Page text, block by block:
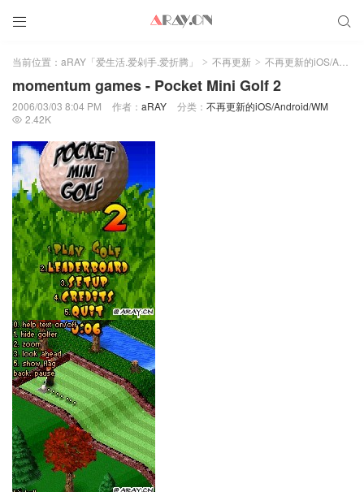
 
当前位置： aRAY「爱生活.爱剁手.爱折腾」 > 不再更新 > 不再更新的iOS/Android/WM
momentum games - Pocket Mini Golf 2
2006/03/03 8:04 PM 作者： aRAY 分类： 不再更新的iOS/Android/WM
 2.42K